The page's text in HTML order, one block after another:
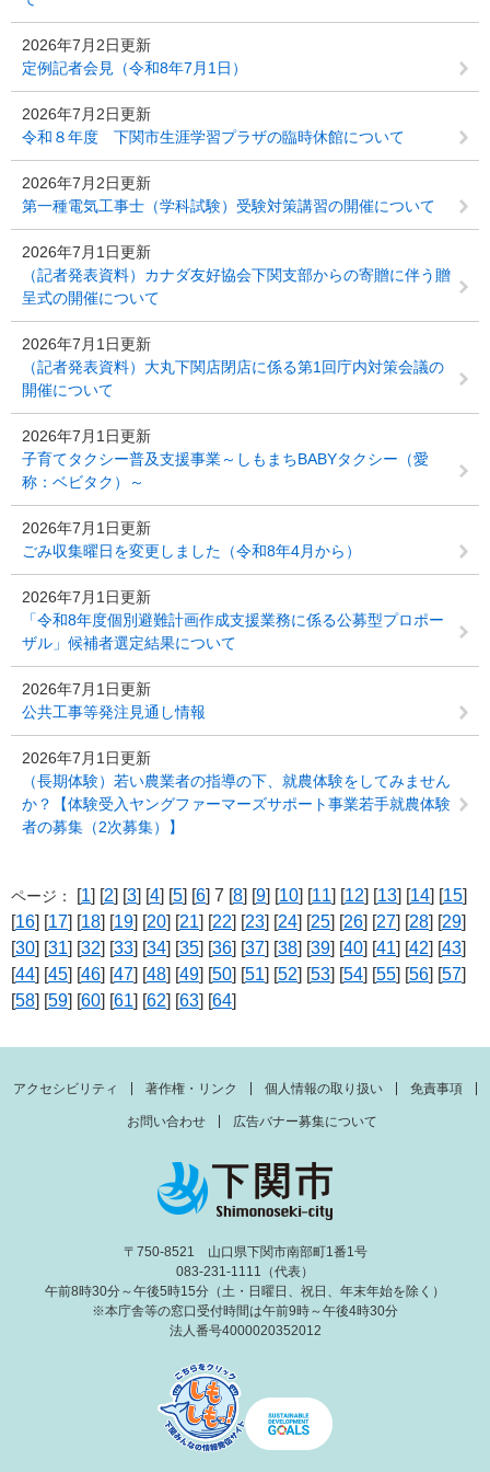
2026年7月2日更新
定例記者会見（令和8年7月1日）
2026年7月2日更新
令和８年度 下関市生涯学習プラザの臨時休館について
2026年7月2日更新
第一種電気工事士（学科試験）受験対策講習の開催について
2026年7月1日更新
（記者発表資料）カナダ友好協会下関支部からの寄贈に伴う贈
呈式の開催について
2026年7月1日更新
（記者発表資料）大丸下関店閉店に係る第1回庁内対策会議の
開催について
2026年7月1日更新
子育てタクシー普及支援事業～しもまちBABYタクシー（愛
称：ベビタク）～
2026年7月1日更新
ごみ収集曜日を変更しました（令和8年4月から）
2026年7月1日更新
「令和8年度個別避難計画作成支援業務に係る公募型プロポー
ザル」候補者選定結果について
2026年7月1日更新
公共工事等発注見通し情報
2026年7月1日更新
（長期体験）若い農業者の指導の下、就農体験をしてみません
か？【体験受入ヤングファーマーズサポート事業若手就農体験
者の募集（2次募集）】
ページ： [1] [2] [3] [4] [5] [6] 7 [8] [9] [10] [11] [12] [13] [14] [15]
[16] [17] [18] [19] [20] [21] [22] [23] [24] [25] [26] [27] [28] [29]
[30] [31] [32] [33] [34] [35] [36] [37] [38] [39] [40] [41] [42] [43]
[44] [45] [46] [47] [48] [49] [50] [51] [52] [53] [54] [55] [56] [57]
[58] [59] [60] [61] [62] [63] [64]
アクセシビリティ 著作権・リンク 個人情報の取り扱い 免責事項
お問い合わせ 広告バナー募集について
〒750-8521 山口県下関市南部町1番1号
083-231-1111（代表）
午前8時30分～午後5時15分（土・日曜日、祝日、年末年始を除く）
※本庁舎等の窓口受付時間は午前9時～午後4時30分
法人番号4000020352012